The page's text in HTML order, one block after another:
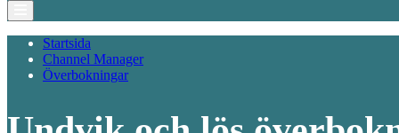
Startsida
Channel Manager
Överbokningar